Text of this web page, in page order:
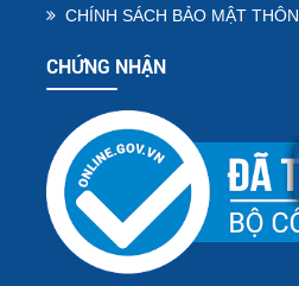
CHÍNH SÁCH BẢO MẬT
CHỨNG NHẬN